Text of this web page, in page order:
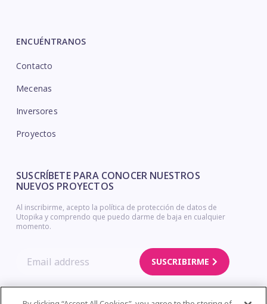
ENCUÉNTRANOS
Contacto
Mecenas
Inversores
Proyectos
SUSCRÍBETE PARA CONOCER NUESTROS
NUEVOS PROYECTOS
Al inscribirme, acepto la política de protección de datos de
Utopika y comprendo que puedo darme de baja en cualquier
momento.
SUSCRIBIRME